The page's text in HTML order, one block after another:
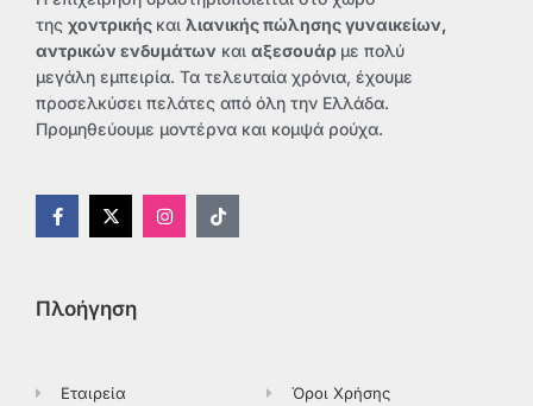
της χοντρικής και λιανικής πώλησης γυναικείων,
αντρικών ενδυμάτων και αξεσουάρ με πολύ
μεγάλη εμπειρία. Τα τελευταία χρόνια, έχουμε
προσελκύσει πελάτες από όλη την Ελλάδα.
Προμηθεύουμε μοντέρνα και κομψά ρούχα.
F
a
c
o
-
t
t
e
I
n
s
T
i
k
Πλοήγηση
Εταιρεία Όροι Χρήσης